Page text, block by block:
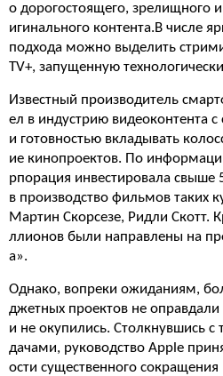
о дорогостоящего, зрелищного
игинального контента.В числе
подхода можно выделить
TV+, запущенную
Известный производитель
ел в индустрию видеоконтента
и готовностью вкладывать
ие кинопроектов. По
рпорация инвестировала
в производство фильмов таких
Мартин Скорсезе, Ридли Скотт.
ллионов были направлены на
а».
Однако, вопреки ожиданиям,
джетных проектов не
и не окупились. Столкнувшись
дачами, руководство Apple
ости существенного